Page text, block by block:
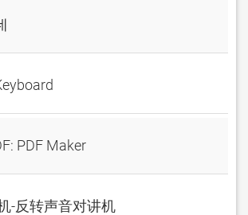
PDF Maker
-反转声音对讲机